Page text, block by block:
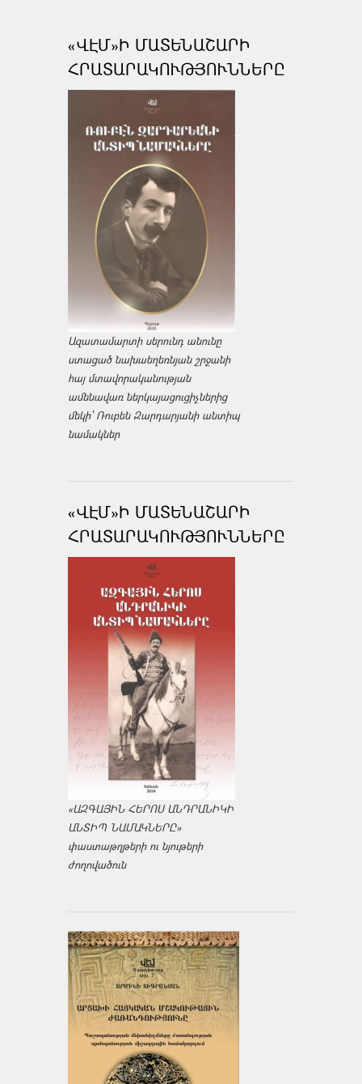
«ՎԷՄ»Ի ՄԱՏԵՆԱՇԱՐԻ
ՀՐԱՏԱՐԱԿՈՒԹՅՈՒՆՆԵՐԸ
Ազատամարտի սերունդ անունը
ստացած նախաեղեռնյան շրջանի
հայ մտավորականության
ամենավառ ներկայացուցիչներից
մեկի՝ Ռուբեն Զարդարյանի անտիպ
նամակներ
«ՎԷՄ»Ի ՄԱՏԵՆԱՇԱՐԻ
ՀՐԱՏԱՐԱԿՈՒԹՅՈՒՆՆԵՐԸ
«ԱԶԳԱՅԻՆ ՀԵՐՈՍ ԱՆԴՐԱՆԻԿԻ
ԱՆՏԻՊ ՆԱՄԱԿՆԵՐԸ»
փաստաթղթերի ու նյութերի
ժողովածուն